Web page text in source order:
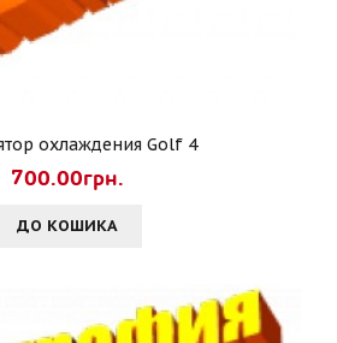
охлаждения Golf 4
700.00грн.
ДО КОШИКА